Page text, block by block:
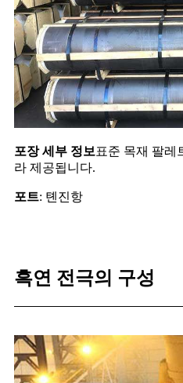
포장 세부 정보표준 목재 팔레
라 제공됩니다.
포트: 톈진항
흑연 전극의 구성